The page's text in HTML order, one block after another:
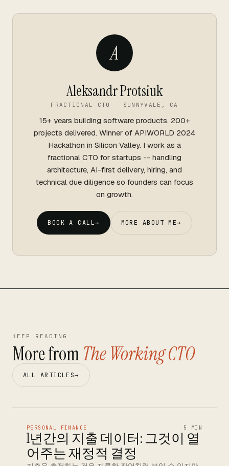
A
Aleksandr Protsiuk
FRACTIONAL CTO - SUNNYVALE, CA
15+ years building software products. 200+
projects delivered. Winner of APIWORLD 2024
Hackathon in Silicon Valley. I work as a
fractional CTO for startups -- handling
architecture, AI-first delivery, hiring, and
technical due diligence so founders can focus
on growth.
BOOK A CALL→ MORE ABOUT ME→
KEEP READING
More fromThe Working CTO
ALL ARTICLES→
PERSONAL FINANCE 5 MIN
1년간의 지출 데이터: 그것이 열
어주는 재정적 결정